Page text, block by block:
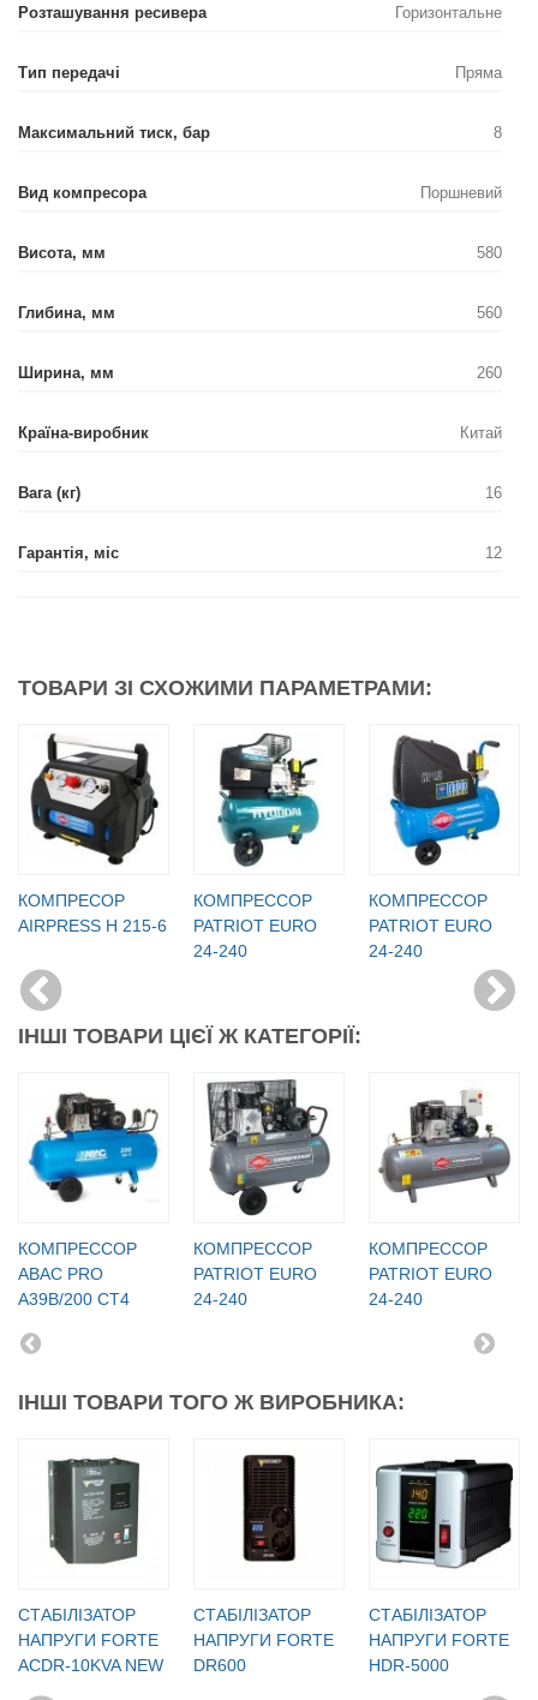
Розташування ресивера Горизонтальне
Тип передачі Пряма
Максимальний тиск, бар 8
Вид компресора Поршневий
Висота, мм 580
Глибина, мм 560
Ширина, мм 260
Країна-виробник Китай
Вага (кг) 16
Гарантія, міс 12
ТОВАРИ ЗІ СХОЖИМИ ПАРАМЕТРАМИ:
КОМПРЕСОР
AIRPRESS H 215-6
КОМПРЕССОР
PATRIOT EURO
24-240
КОМПРЕССОР
PATRIOT EURO
24-240
ІНШІ ТОВАРИ ЦІЄЇ Ж КАТЕГОРІЇ:
КОМПРЕССОР
ABAC PRO
A39B/200 CT4
КОМПРЕССОР
PATRIOT EURO
24-240
КОМПРЕССОР
PATRIOT EURO
24-240
ІНШІ ТОВАРИ ТОГО Ж ВИРОБНИКА:
CТАБІЛІЗАТОР
НАПРУГИ FORTE
ACDR-10KVA NEW
CТАБІЛІЗАТОР
НАПРУГИ FORTE
DR600
CТАБІЛІЗАТОР
НАПРУГИ FORTE
HDR-5000